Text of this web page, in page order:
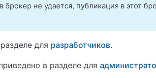
не удается, публикация в этот
для разработчиков.
в разделе для